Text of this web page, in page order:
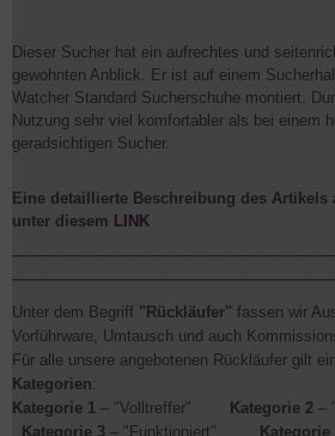
Dieser Sucher hat ein aufrechtes und
gewohnten Anblick. Er ist auf einem
Watcher Standard Sucherschuhe montiert.
Nutzung sehr viel komfortabler als bei einem
geradsichtigen Sucher.
Eine detaillierte Beschreibung des Artikels
unter diesem LINK
Unter dem Begriff "Rückläufer" fassen wir
Vorführware, Umtausch und auch
Für alle unsere angebotenen Rückläufer gilt
Kategorien:
Kategorie 1 – "Volltreffer" Kategorie 2 –
Kategorie 3 – "Funktioniert" Kategorie